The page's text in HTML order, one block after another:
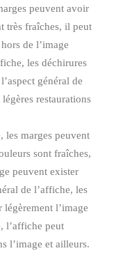
peuvent avoir
très fraîches, il peut
de l’image
les déchirures
général de
restaurations
les marges peuvent
sont fraîches,
peuvent exister
de l’affiche, les
l’image
l’affiche peut
l’image et ailleurs.